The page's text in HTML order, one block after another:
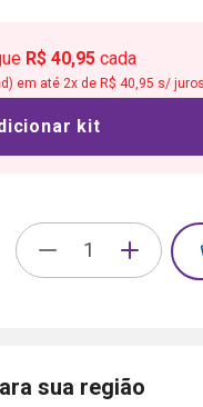
R$ 40,95 cada
em até 2x de R$ 40,95 s/ juros
kit
sua região